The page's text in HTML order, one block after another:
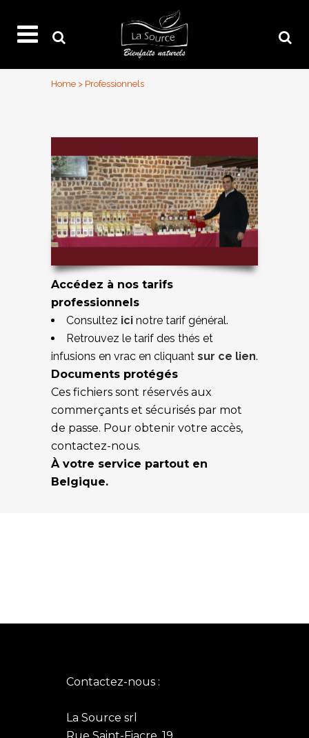
Home > Professionnels
Accédez à nos tarifs
professionnels
Consultez ici notre tarif général.
Retrouvez le tarif des thés et
infusions en vrac en cliquant sur ce lien.
Documents protégés
Ces fichiers sont réservés aux
commerçants et sécurisés par mot
de passe. Pour obtenir votre accès,
contactez-nous.
À votre service partout en
Belgique.
Contactez-nous :
La Source srl